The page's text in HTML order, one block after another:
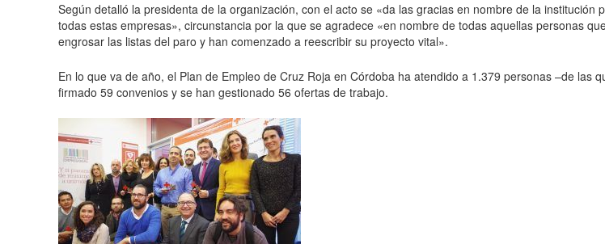
Según detalló la presidenta de la organización, con el acto se «da las gracias en nombre de la
todas estas empresas», circunstancia por la que se agradece «en nombre de todas aquellas personas
engrosar las listas del paro y han comenzado a reescribir su proyecto vital».
En lo que va de año, el Plan de Empleo de Cruz Roja en Córdoba ha atendido a 1.379 personas –de
firmado 59 convenios y se han gestionado 56 ofertas de trabajo.